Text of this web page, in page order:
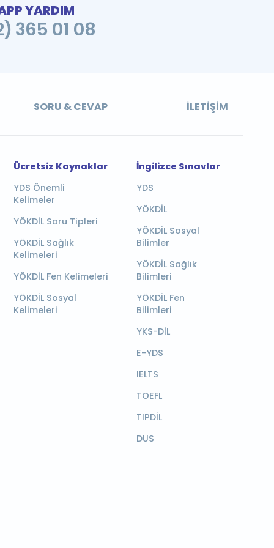
YARDIM
365 01 08
SORU & CEVAP İLETIŞIM
Ücretsiz Kaynaklar
YDS Önemli
Kelimeler
YÖKDİL Soru Tipleri
YÖKDİL Sağlık
Kelimeleri
YÖKDİL Fen Kelimeleri
YÖKDİL Sosyal
Kelimeleri
İngilizce Sınavlar
YDS
YÖKDİL
YÖKDİL Sosyal
Bilimler
YÖKDİL Sağlık
Bilimleri
YÖKDİL Fen
Bilimleri
YKS-DİL
E-YDS
IELTS
TOEFL
TIPDİL
DUS